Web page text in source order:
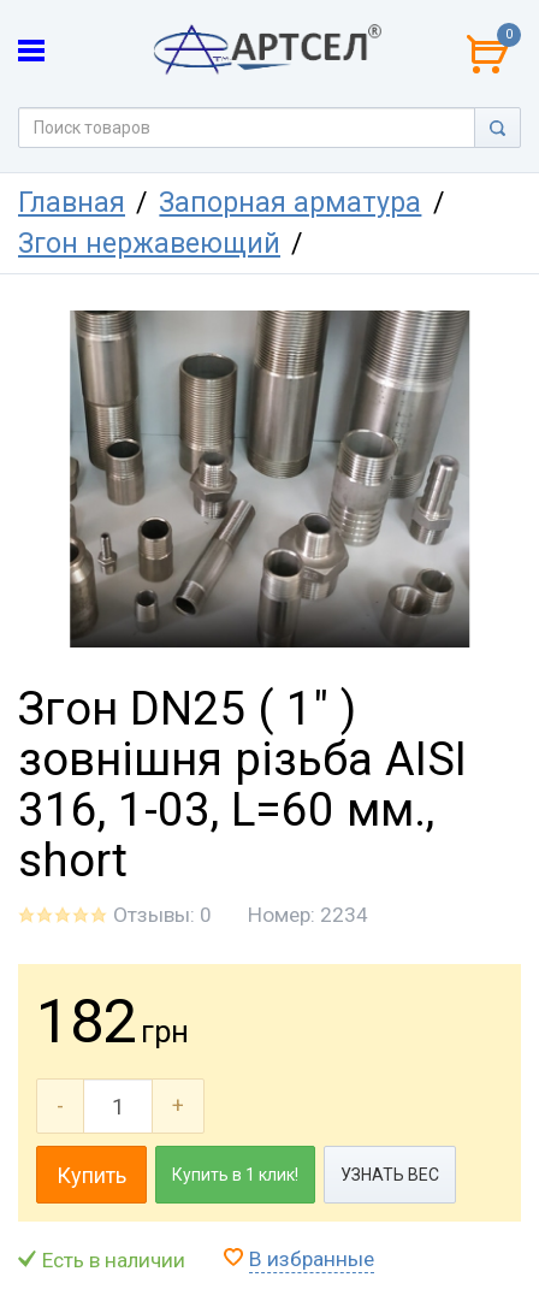
0
Главная
Запорная арматура
Згон нержавеющий
Згон DN25 ( 1" )
зовнішня різьба AISI
316, 1-03, L=60 мм.,
short
Отзывы: 0 Номер: 2234
182 грн
- +
Купить Купить в 1 клик! УЗНАТЬ ВЕС
Есть в наличии В избранные